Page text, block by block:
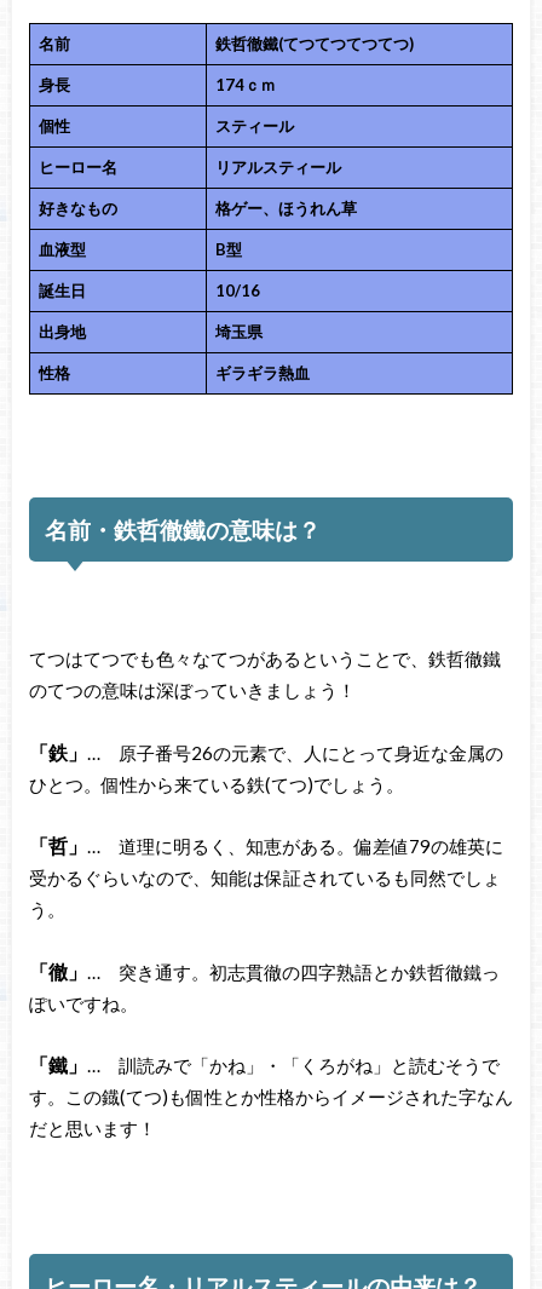
名前 鉄哲徹鐵(てつてつてつてつ)
身長 174ｃｍ
個性 スティール
ヒーロー名 リアルスティール
好きなもの 格ゲー、ほうれん草
血液型 B型
誕生日 10/16
出身地 埼玉県
性格 ギラギラ熱血
名前・鉄哲徹鐵の意味は？
てつはてつでも色々なてつがあるということで、鉄哲徹鐵
のてつの意味は深ぼっていきましょう！
「鉄」 … 原子番号26の元素で、人にとって身近な金属の
ひとつ。個性から来ている鉄(てつ)でしょう。
「哲」 … 道理に明るく、知恵がある。偏差値79の雄英に
受かるぐらいなので、知能は保証されているも同然でしょ
う。
「徹」 … 突き通す。初志貫徹の四字熟語とか鉄哲徹鐵っ
ぽいですね。
「鐵」 … 訓読みで「かね」・「くろがね」と読むそうで
す。この鐡(てつ)も個性とか性格からイメージされた字なん
だと思います！